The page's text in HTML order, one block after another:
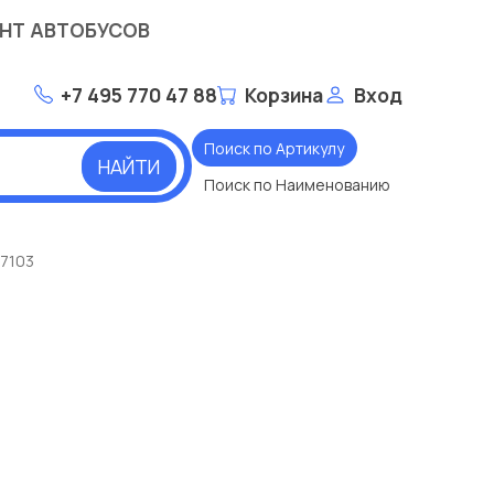
АВТОБУСОВ
+7 495 770 47 88 Корзина Вход
НАЙТИ
Поиск по Артикулу
Поиск по Наименованию